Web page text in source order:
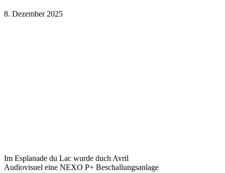
8. Dezember 2025
Im Esplanade du Lac wurde duch Avril
Audiovisuel eine NEXO P+ Beschallungsanlage